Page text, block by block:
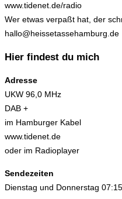
www.tidenet.de/radio
Wer etwas verpaßt hat, der
hallo@heissetassehamburg.de
Hier findest du mich
Adresse
UKW 96,0 MHz
DAB +
im Hamburger Kabel
www.tidenet.de
oder im Radioplayer
Sendezeiten
Dienstag und Donnerstag